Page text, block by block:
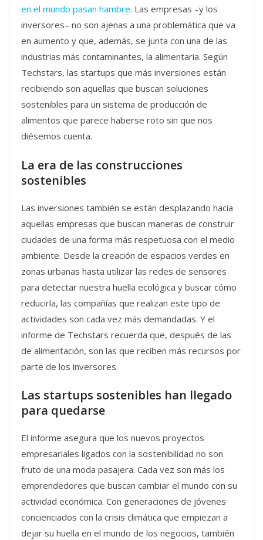
en el mundo pasan hambre. Las empresas –y los
inversores– no son ajenas a una problemática que va
en aumento y que, además, se junta con una de las
industrias más contaminantes, la alimentaria. Según
Techstars, las startups que más inversiones están
recibiendo son aquellas que buscan soluciones
sostenibles para un sistema de producción de
alimentos que parece haberse roto sin que nos
diésemos cuenta.
La era de las construcciones
sostenibles
Las inversiones también se están desplazando hacia
aquellas empresas que buscan maneras de construir
ciudades de una forma más respetuosa con el medio
ambiente. Desde la creación de espacios verdes en
zonas urbanas hasta utilizar las redes de sensores
para detectar nuestra huella ecológica y buscar cómo
reducirla, las compañías que realizan este tipo de
actividades son cada vez más demandadas. Y el
informe de Techstars recuerda que, después de las
de alimentación, son las que reciben más recursos por
parte de los inversores.
Las startups sostenibles han llegado
para quedarse
El informe asegura que los nuevos proyectos
empresariales ligados con la sostenibilidad no son
fruto de una moda pasajera. Cada vez son más los
emprendedores que buscan cambiar el mundo con su
actividad económica. Con generaciones de jóvenes
concienciados con la crisis climática que empiezan a
dejar su huella en el mundo de los negocios, también